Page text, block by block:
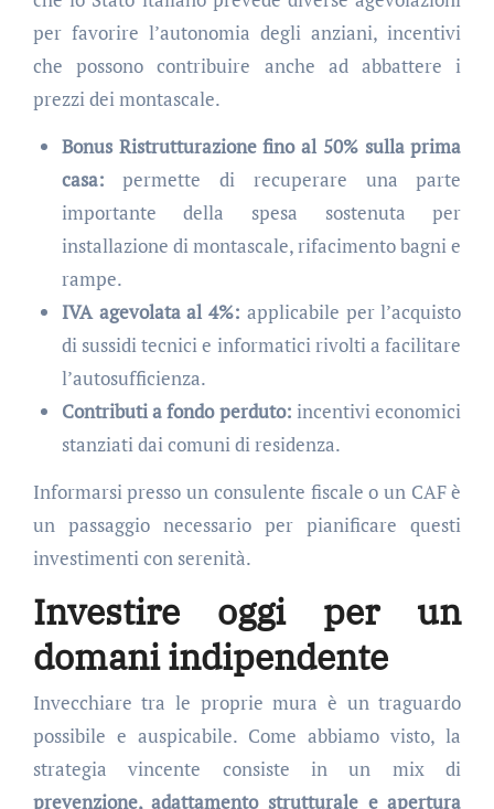
per favorire l’autonomia degli anziani, incentivi
che possono contribuire anche ad abbattere i
prezzi dei montascale.
Bonus Ristrutturazione fino al 50% sulla prima
casa: permette di recuperare una parte
importante della spesa sostenuta per
installazione di montascale, rifacimento bagni e
rampe.
IVA agevolata al 4%: applicabile per l’acquisto
di sussidi tecnici e informatici rivolti a facilitare
l’autosufficienza.
Contributi a fondo perduto: incentivi economici
stanziati dai comuni di residenza.
Informarsi presso un consulente fiscale o un CAF è
un passaggio necessario per pianificare questi
investimenti con serenità.
Investire oggi per un
domani indipendente
Invecchiare tra le proprie mura è un traguardo
possibile e auspicabile. Come abbiamo visto, la
strategia vincente consiste in un mix di
prevenzione, adattamento strutturale e apertura